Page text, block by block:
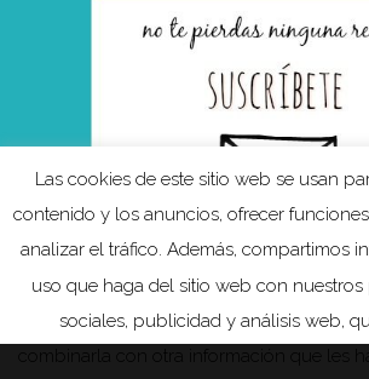
Las cookies de este sitio web se usan
contenido y los anuncios, ofrecer
analizar el tráfico. Además, compartimos
uso que haga del sitio web con nuestros
sociales, publicidad y análisis web,
combinarla con otra información que les